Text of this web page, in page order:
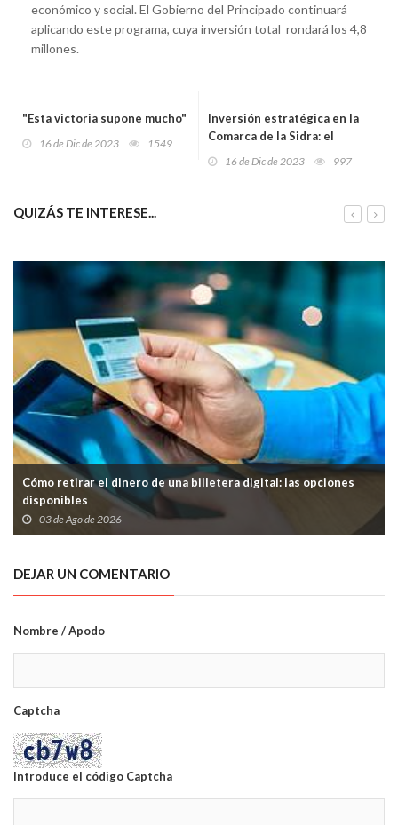
económico y social. El Gobierno del Principado continuará
aplicando este programa, cuya inversión total rondará los 4,8
millones.
"Esta victoria supone mucho"
16 de Dic de 2023 1549
Inversión estratégica en la
Comarca de la Sidra: el
16 de Dic de 2023 997
QUIZÁS TE INTERESE...
Cómo retirar el dinero de una billetera digital: las opciones
disponibles
03 de Ago de 2026
DEJAR UN COMENTARIO
Nombre / Apodo
Captcha
Introduce el código Captcha